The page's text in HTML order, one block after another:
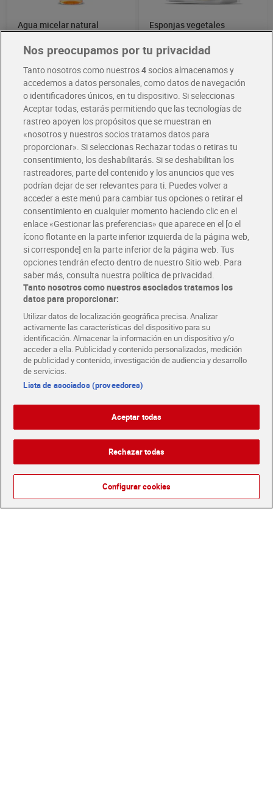
Agua micelar natural
vitamina C Ecocert Dia
Imaqe 200 ml
2,99 € (1,50 €/100 ML.)
Añadir
Esponjas vegetales
limpiadoras y
desmaquillantes Dia Imaqe
2 unidades
0,99 € (0,50 €/UNIDAD)
Añadir
Discos desmaquillantes
original Demak up 60
unidades
1,29 € (0,02 €/UNIDAD)
Añadir
Mascarilla skinactive hydra
bomb Garnier 1 unidad
3,19 € (3,19 €/UNIDAD)
Mascarilla facial hidratante
con aguacate Iroha nature
2,30 € (2,30 €/UNIDAD)
Crema de noche
antipolución & detox
Ecocert Dia Imaqe 50 ml
5,90 € (11,80 €/100 ML.)
Nos preocupamos por tu privacidad
Tanto nosotros como nuestros4socios almacenamos y
accedemos a datos personales, como datos de navegación
o identificadores únicos, en tu dispositivo. Si seleccionas
Aceptar todas, estarás permitiendo que las tecnologías de
rastreo apoyen los propósitos que se muestran en
«nosotros y nuestros socios tratamos datos para
proporcionar». Si seleccionas Rechazar todas o retiras tu
consentimiento, los deshabilitarás. Si se deshabilitan los
rastreadores, parte del contenido y los anuncios que ves
podrían dejar de ser relevantes para ti. Puedes volver a
acceder a este menú para cambiar tus opciones o retirar el
consentimiento en cualquier momento haciendo clic en el
enlace «Gestionar las preferencias» que aparece en el [o el
ícono flotante en la parte inferior izquierda de la página web,
si corresponde] en la parte inferior de la página web. Tus
opciones tendrán efecto dentro de nuestro Sitio web. Para
saber más, consulta nuestra política de privacidad.
Tanto nosotros como nuestros asociados tratamos los
datos para proporcionar:
Utilizar datos de localización geográfica precisa. Analizar
activamente las características del dispositivo para su
identificación. Almacenar la información en un dispositivo y/o
acceder a ella. Publicidad y contenido personalizados, medición
de publicidad y contenido, investigación de audiencia y desarrollo
de servicios.
Lista de asociados (proveedores)
Aceptar todas
Rechazar todas
Configurar cookies